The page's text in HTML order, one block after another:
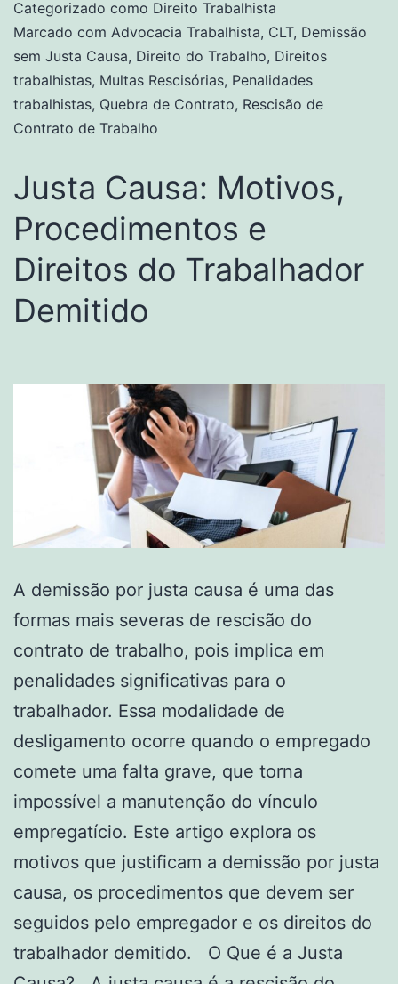
Categorizado como Direito Trabalhista
Marcado com Advocacia Trabalhista, CLT, Demissão
sem Justa Causa, Direito do Trabalho, Direitos
trabalhistas, Multas Rescisórias, Penalidades
trabalhistas, Quebra de Contrato, Rescisão de
Contrato de Trabalho
Justa Causa: Motivos,
Procedimentos e
Direitos do Trabalhador
Demitido
A demissão por justa causa é uma das
formas mais severas de rescisão do
contrato de trabalho, pois implica em
penalidades significativas para o
trabalhador. Essa modalidade de
desligamento ocorre quando o empregado
comete uma falta grave, que torna
impossível a manutenção do vínculo
empregatício. Este artigo explora os
motivos que justificam a demissão por justa
causa, os procedimentos que devem ser
seguidos pelo empregador e os direitos do
trabalhador demitido. O Que é a Justa